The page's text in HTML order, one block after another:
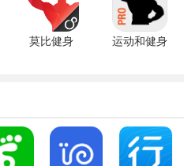
莫比健身
运动和健身